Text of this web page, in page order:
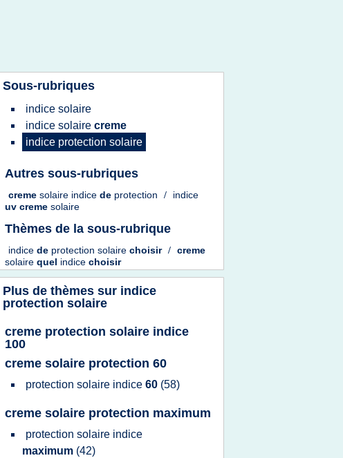
Sous-rubriques
indice solaire
indice solaire creme
indice protection solaire
Autres sous-rubriques
creme solaire indice de protection /
indice
uv creme solaire
Thèmes de la sous-rubrique
indice de protection solaire choisir / creme
solaire quel indice choisir
Plus de thèmes sur indice
protection solaire
creme protection solaire indice
100
creme solaire protection 60
protection solaire indice 60 (58)
creme solaire protection maximum
protection solaire indice
maximum (42)